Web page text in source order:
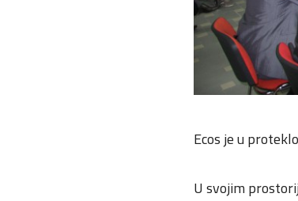
Ecos je u
U svojim